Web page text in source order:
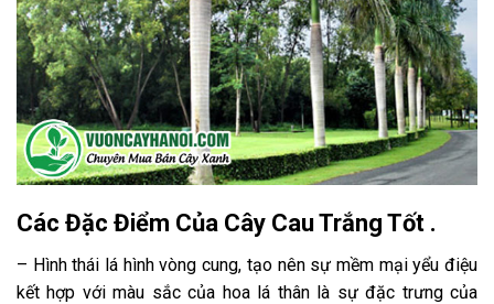
Các Đặc Điểm Của Cây Cau Trắng Tốt .
– Hình thái lá hình vòng cung, tạo nên sự mềm mại yểu điệu
kết hợp với màu sắc của hoa lá thân là sự đặc trưng của